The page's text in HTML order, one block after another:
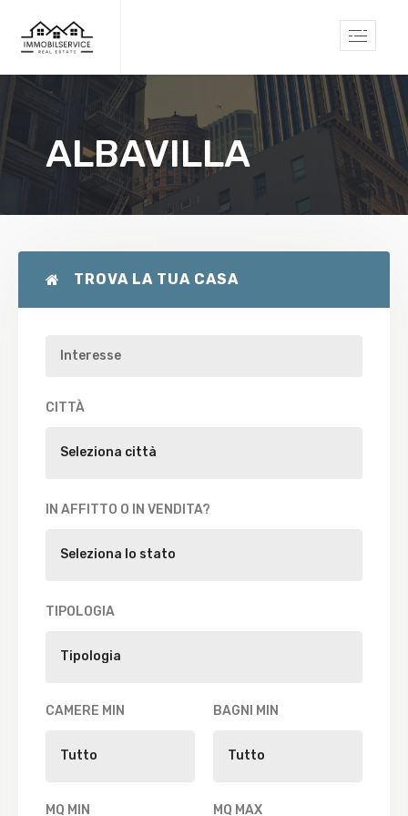
ALBAVILLA
TROVA LA TUA CASA
CITTÀ
IN AFFITTO O IN VENDITA?
TIPOLOGIA
CAMERE MIN BAGNI MIN
MQ MIN MQ MAX